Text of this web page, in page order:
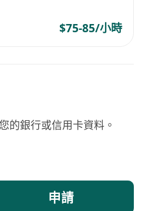
$75-85/小時
的銀行或信用卡資料。
申請